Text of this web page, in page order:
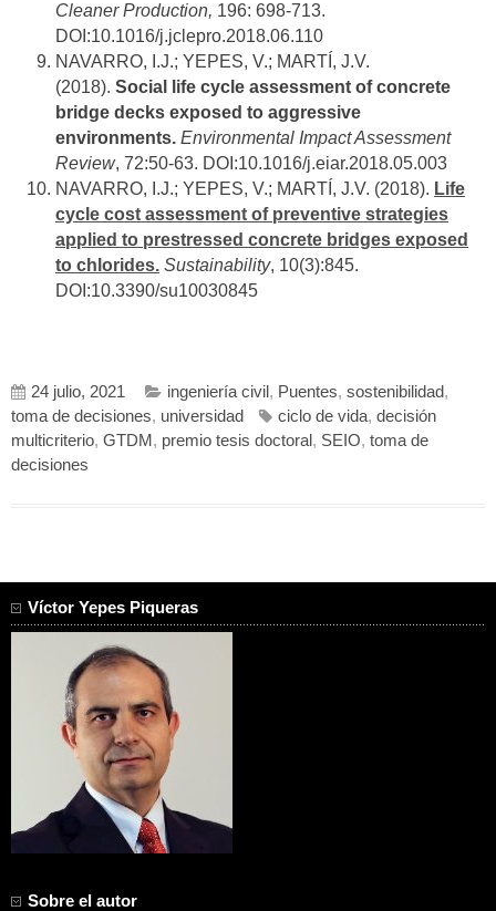
Cleaner Production, 196: 698-713.
DOI:10.1016/j.jclepro.2018.06.110
NAVARRO, I.J.; YEPES, V.; MARTÍ, J.V.
(2018). Social life cycle assessment of concrete
bridge decks exposed to aggressive
environments. Environmental Impact Assessment
Review, 72:50-63. DOI:10.1016/j.eiar.2018.05.003
NAVARRO, I.J.; YEPES, V.; MARTÍ, J.V. (2018). Life
cycle cost assessment of preventive strategies
applied to prestressed concrete bridges exposed
to chlorides. Sustainability, 10(3):845.
DOI:10.3390/su10030845
24 julio, 2021 ingeniería civil , Puentes, sostenibilidad,
toma de decisiones, universidad ciclo de vida, decisión
multicriterio, GTDM , premio tesis doctoral , SEIO, toma de
decisiones
Víctor Yepes Piqueras
Sobre el autor